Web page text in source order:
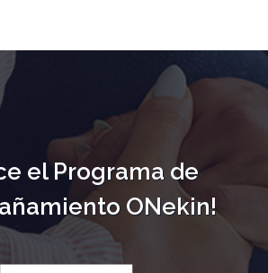
el Programa de
ONekin!